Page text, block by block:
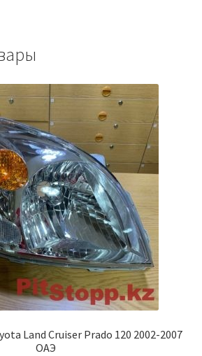
Land Cruiser Prado 120 2002-2007
ОАЭ